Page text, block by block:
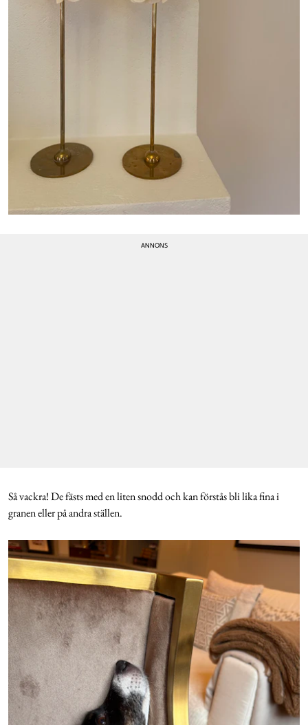
Så vackra! De fästs med en liten snodd och kan förstås bli lika fina i
granen eller på andra ställen.